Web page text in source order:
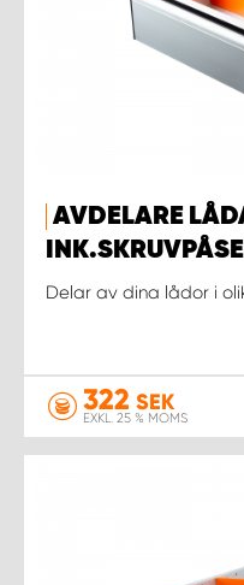
AVDELARE
INK.SKRUVPÅSE
Delar av dina lådor i
322 SEK
EXKL. 25 % MOMS